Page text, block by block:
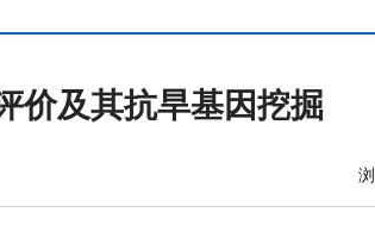
价及其抗旱基因挖掘